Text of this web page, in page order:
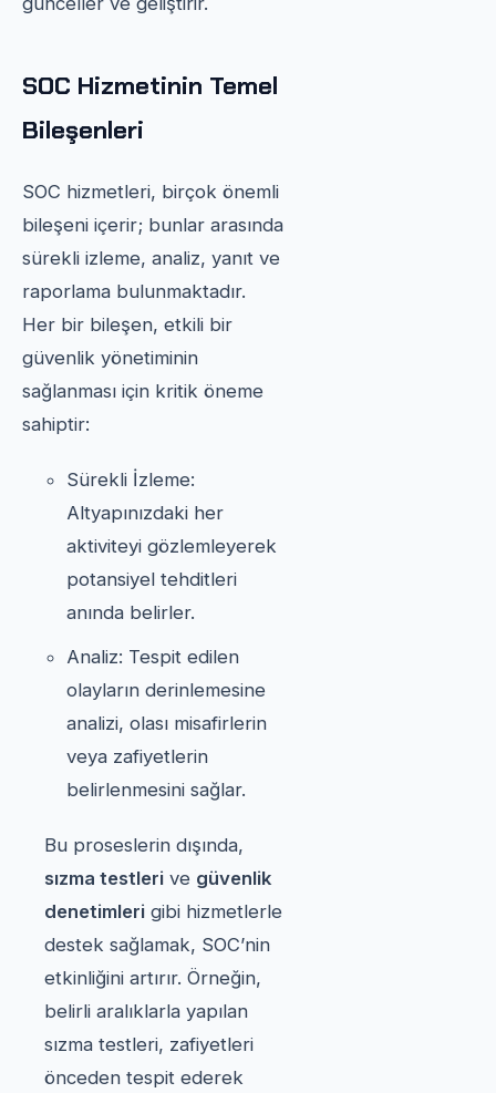
SOC Hizmetinin Temel
Bileşenleri
SOC hizmetleri, birçok önemli
bileşeni içerir; bunlar arasında
sürekli izleme, analiz, yanıt ve
raporlama bulunmaktadır.
Her bir bileşen, etkili bir
güvenlik yönetiminin
sağlanması için kritik öneme
sahiptir:
Sürekli İzleme:
Altyapınızdaki her
aktiviteyi gözlemleyerek
potansiyel tehditleri
anında belirler.
Analiz: Tespit edilen
olayların derinlemesine
analizi, olası misafirlerin
veya zafiyetlerin
belirlenmesini sağlar.
Bu proseslerin dışında,
sızma testleri ve güvenlik
denetimleri gibi hizmetlerle
destek sağlamak, SOC’nin
etkinliğini artırır. Örneğin,
belirli aralıklarla yapılan
sızma testleri, zafiyetleri
önceden tespit ederek